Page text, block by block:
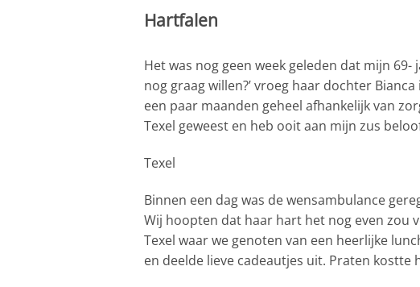
Hartfalen
Het was nog geen week geleden dat mijn
nog graag willen?’ vroeg haar dochter
een paar maanden geheel afhankelijk van
Texel geweest en heb ooit aan mijn zus
Texel
Binnen een dag was de wensambulance
Wij hoopten dat haar hart het nog even zou
Texel waar we genoten van een heerlijke
en deelde lieve cadeautjes uit. Praten kostte